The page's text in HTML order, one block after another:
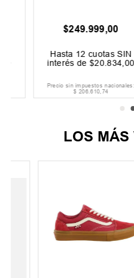
249.999,00
Hasta12cuotas SIN
interés de$ 20. 834, 00
Precio sin impuestos nacionales:
610,74
LOS MÁS